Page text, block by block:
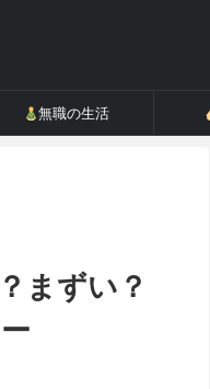
無職の生活
まずい？